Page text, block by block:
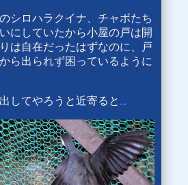
シロハラクイナ、チャボたち
にしていたから小屋の戸は開
は自在だったはずなのに、戸
ら出られず困っているように
してやろうと近寄ると…